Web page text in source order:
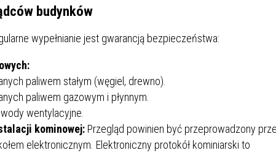
RYNKU FINANSOWEGO
budynków
wypełnianie jest gwarancją bezpieczeństwa:
paliwem stałym (węgiel, drewno).
paliwem gazowym i płynnym.
wentylacyjne.
kominowej: Przegląd powinien być przeprowadzony
elektronicznym. Elektroniczny protokół kominiarski to